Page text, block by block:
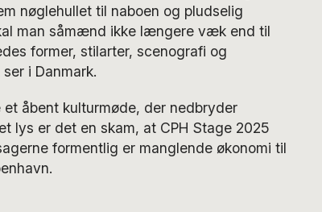
nøglehullet til naboen og pludselig
man såmænd ikke længere væk end til
former, stilarter, scenografi og
i Danmark.
åbent kulturmøde, der nedbryder
lys er det en skam, at CPH Stage 2025
formentlig er manglende økonomi til